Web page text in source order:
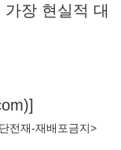
가장 현실적 대
)]
전재-재배포금지>